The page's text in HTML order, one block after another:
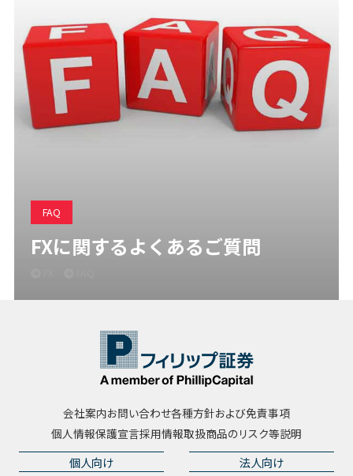
FAQ
FXに関するよくあるご質問
会社案内お問い合わせ各種方針および免責事項
個人情報保護宣言採用情報取扱商品のリスク等説明
個人向け 法人向け